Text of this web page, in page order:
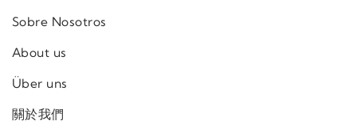
Sobre Nosotros
About us
Über uns
關於我們